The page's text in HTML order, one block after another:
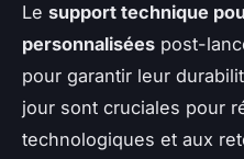
Le support technique
personnalisées post-
pour garantir leur
jour sont cruciales pour
technologiques et aux